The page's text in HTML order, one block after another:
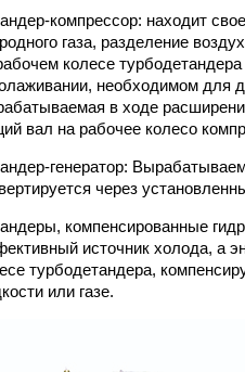
компрессор: находит
газа, разделение
колесе
необходимом для
в ходе
вал на рабочее колесо
генератор:
через
компенсированные
источник холода, а
турбодетандера,
или газе.